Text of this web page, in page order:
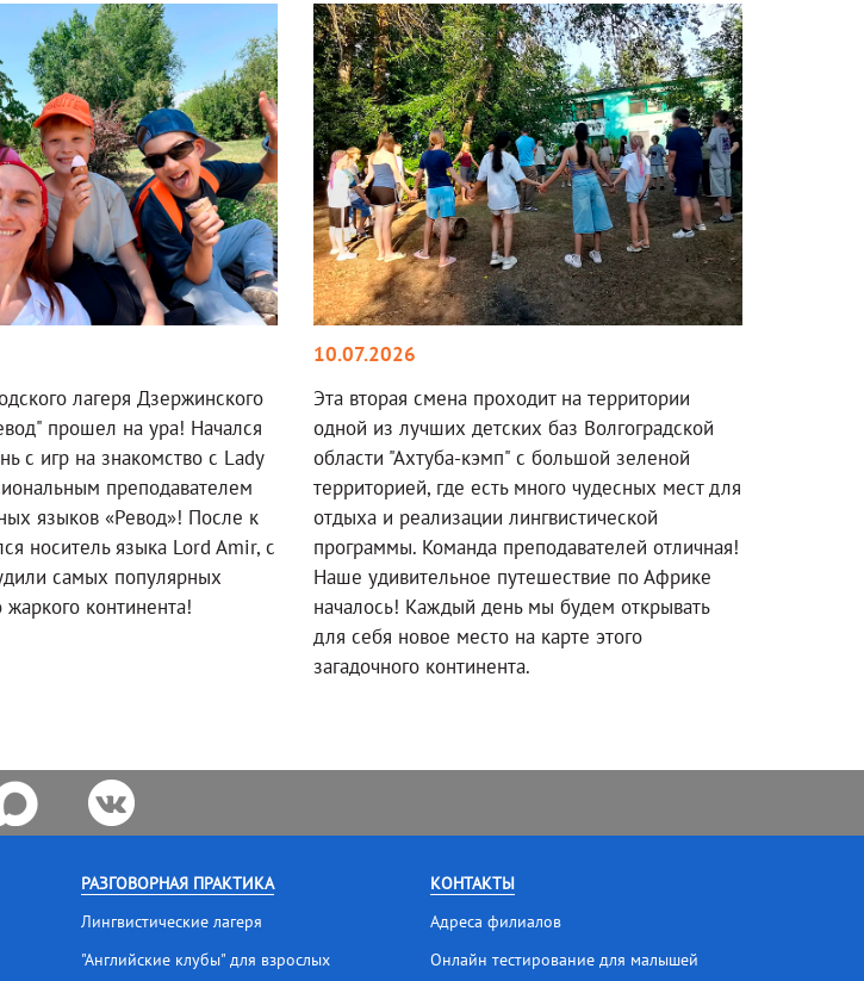
лагеря Дзержинского
прошел на ура! Начался
с игр на знакомство с Lady
преподавателем
языков «Ревод»! После к
носитель языка Lord Amir, с
самых популярных
континента!
10.07.2026
Эта вторая смена проходит на территории
одной из лучших детских баз Волгоградской
области "Ахтуба-кэмп" с большой зеленой
территорией, где есть много чудесных мест для
отдыха и реализации лингвистической
программы. Команда преподавателей отличная!
Наше удивительное путешествие по Африке
началось! Каждый день мы будем открывать
для себя новое место на карте этого
загадочного континента.
РАЗГОВОРНАЯ ПРАКТИКА
Лингвистические лагеря
"Английские клубы" для взрослых
КОНТАКТЫ
Адреса филиалов
Онлайн тестирование для малышей